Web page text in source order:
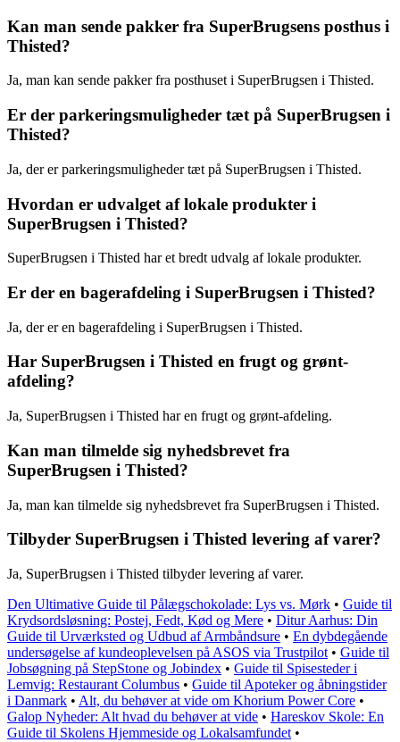
Kan man sende pakker fra SuperBrugsens posthus i
Thisted?
Ja, man kan sende pakker fra posthuset i SuperBrugsen i Thisted.
Er der parkeringsmuligheder tæt på SuperBrugsen i
Thisted?
Ja, der er parkeringsmuligheder tæt på SuperBrugsen i Thisted.
Hvordan er udvalget af lokale produkter i
SuperBrugsen i Thisted?
SuperBrugsen i Thisted har et bredt udvalg af lokale produkter.
Er der en bagerafdeling i SuperBrugsen i Thisted?
Ja, der er en bagerafdeling i SuperBrugsen i Thisted.
Har SuperBrugsen i Thisted en frugt og grønt-
afdeling?
Ja, SuperBrugsen i Thisted har en frugt og grønt-afdeling.
Kan man tilmelde sig nyhedsbrevet fra
SuperBrugsen i Thisted?
Ja, man kan tilmelde sig nyhedsbrevet fra SuperBrugsen i Thisted.
Tilbyder SuperBrugsen i Thisted levering af varer?
Ja, SuperBrugsen i Thisted tilbyder levering af varer.
Den Ultimative Guide til Pålægschokolade: Lys vs. Mørk • Guide til
Krydsordsløsning: Postej, Fedt, Kød og Mere • Ditur Aarhus: Din
Guide til Urværksted og Udbud af Armbåndsure • En dybdegående
undersøgelse af kundeoplevelsen på ASOS via Trustpilot • Guide til
Jobsøgning på StepStone og Jobindex • Guide til Spisesteder i
Lemvig: Restaurant Columbus • Guide til Apoteker og åbningstider
i Danmark • Alt, du behøver at vide om Khorium Power Core •
Galop Nyheder: Alt hvad du behøver at vide • Hareskov Skole: En
Guide til Skolens Hjemmeside og Lokalsamfundet •